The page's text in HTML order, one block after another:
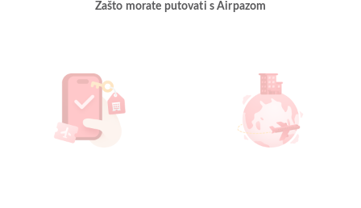
Zašto morate putovati s Airpazom